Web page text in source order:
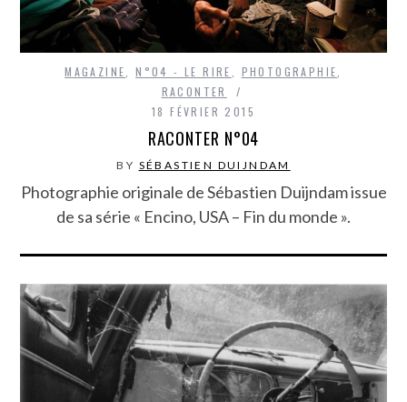
MAGAZINE,N°04 - LE RIRE, PHOTOGRAPHIE,
RACONTER
18 FÉVRIER 2015
RACONTER N°04
BY SÉBASTIEN DUIJNDAM
Photographie originale de Sébastien Duijndam issue
de sa série « Encino, USA – Fin du monde ».